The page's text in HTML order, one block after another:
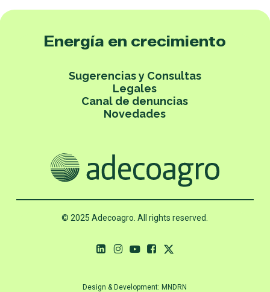
Energía en crecimiento
Sugerencias y Consultas
Legales
Canal de denuncias
Novedades
© 2025 Adecoagro. All rights reserved.
Design & Development:MNDRN